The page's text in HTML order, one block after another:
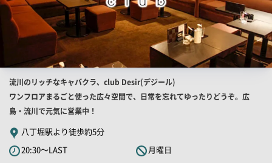
店
舗
PR
キ
ャ
ッ
流川のリッチなキャバクラ、club Desir(デジール)
ワンフロアまるごと使った広々空間で、日常を忘れてゆったりどうぞ。広
島・流川で元気に営業中！
八丁堀駅より徒歩約5分
20:30～LAST
月曜日